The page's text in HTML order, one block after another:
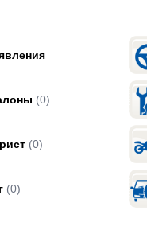
(0)
(0)
(0)